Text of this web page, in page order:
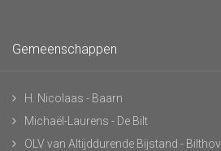
Gemeenschappen
H. Nicolaas - Baarn
Michaël-Laurens - De Bilt
OLV van Altijddurende Bijstand -